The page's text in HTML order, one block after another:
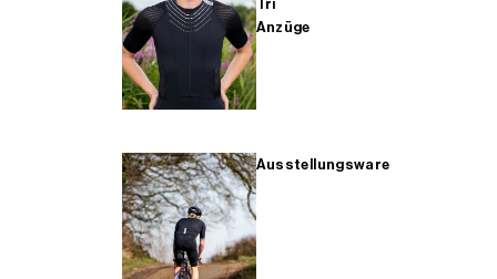
Tri
Anzüge
Ausstellungsware